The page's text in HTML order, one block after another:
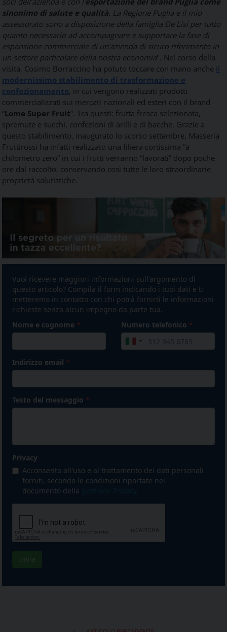
sinonimo di salute e qualità . La Regione Puglia e il mio
assessorato sono a disposizione della famiglia De Lisi per tutto
quanto necessario ad accompagnare e supportare la fase di
espansione commerciale di un’azienda di sicuro riferimento in
un settore particolare della nostra economia". Nel corso della
visita, Cosimo Borraccino ha potuto toccare con mano anche
modernissimo stabilimento di trasformazione e
confezionamento, in cui vengono realizzati prodotti
commercializzati sui mercati nazionali ed esteri con il brand
“Lome Super Fruit”. Tra questi: frutta fresca selezionata,
spremute e succhi, confezioni di arilli e di bacche. Grazie a
questo stabilimento, inaugurato lo scorso settembre, Masseria
Fruttirossi ha infatti realizzato una filiera cortissima “a
chilometro zero” in cui i frutti verranno “lavorati” dopo poche
ore dal raccolto, conservando così tutte le loro straordinarie
proprietà salutistiche.